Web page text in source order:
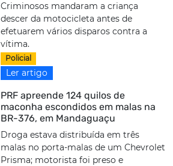
Criminosos mandaram a criança
descer da motocicleta antes de
efetuarem vários disparos contra a
vítima.
Policial
Ler artigo
PRF apreende 124 quilos de
maconha escondidos em malas na
BR-376, em Mandaguaçu
Droga estava distribuída em três
malas no porta-malas de um Chevrolet
Prisma; motorista foi preso e